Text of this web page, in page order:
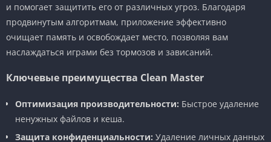
и помогает защитить его от различных угроз. Благодаря
продвинутым алгоритмам, приложение эффективно
очищает память и освобождает место, позволяя вам
наслаждаться играми без тормозов и зависаний.
Ключевые преимущества Clean Master
Оптимизация производительности: Быстрое удаление
ненужных файлов и кеша.
Защита конфиденциальности: Удаление личных данных